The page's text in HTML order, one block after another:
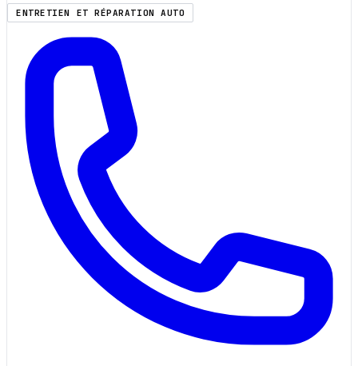
ENTRETIEN ET RÉPARATION AUTO